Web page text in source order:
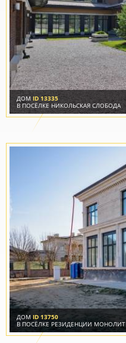
ДОМ ID 13335
В ПОСЁЛКЕ НИКОЛЬСКАЯ СЛОБОДА
ДОМ ID 13750
В ПОСЁЛКЕ РЕЗИДЕНЦИИ МОНОЛИТ